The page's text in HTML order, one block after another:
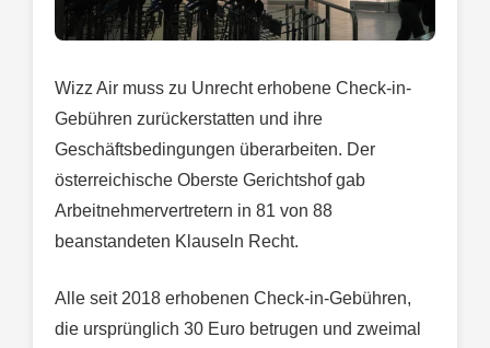
Wizz Air muss zu Unrecht erhobene Check-in-
Gebühren zurückerstatten und ihre
Geschäftsbedingungen überarbeiten. Der
österreichische Oberste Gerichtshof gab
Arbeitnehmervertretern in 81 von 88
beanstandeten Klauseln Recht.
Alle seit 2018 erhobenen Check-in-Gebühren,
die ursprünglich 30 Euro betrugen und zweimal